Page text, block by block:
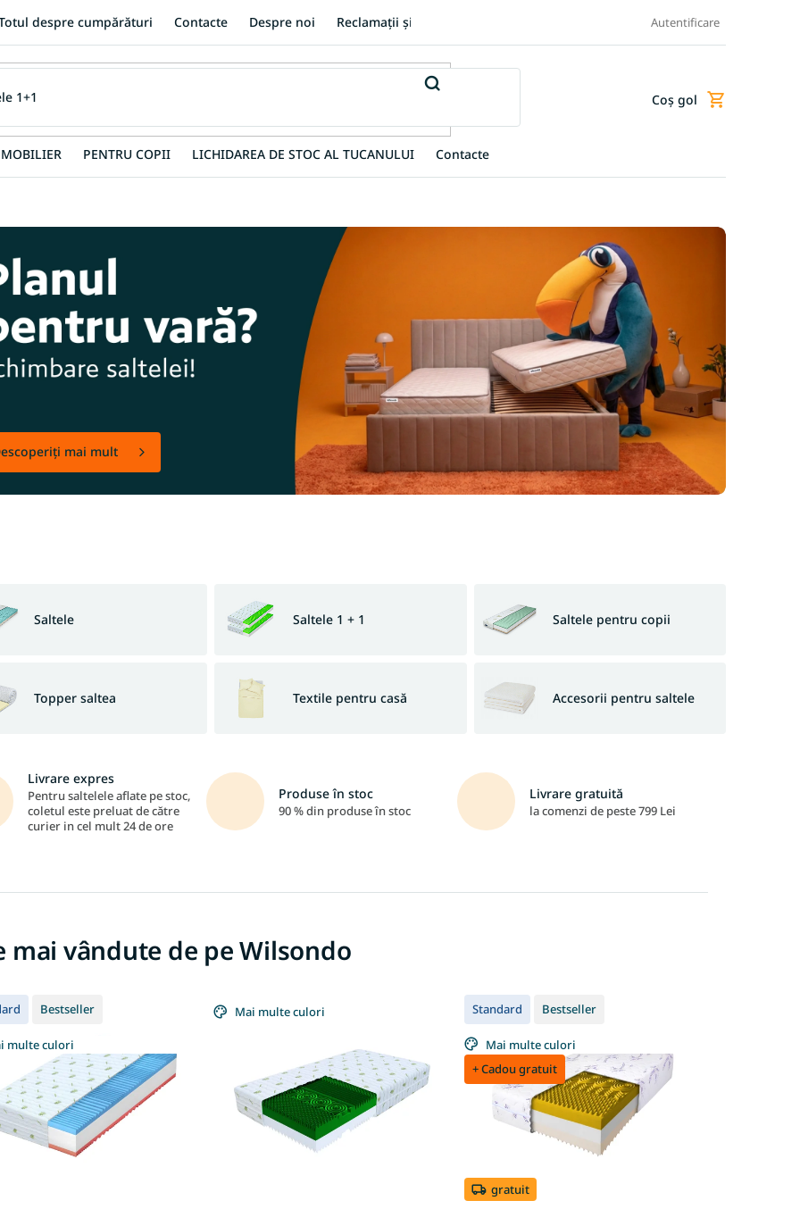
despre cumpărături Contacte Despre noi Reclamații și retur produse Termeni și condiții
Autentificare
Coş
Coş gol
MOBILIER PENTRU COPII LICHIDAREA DE STOC AL TUCANULUI Contacte
mai mult
Saltele Saltele 1 + 1 Saltele pentru copii
Topper saltea Textile pentru casă Accesorii pentru saltele
Livrare expres
Pentru saltelele aflate pe stoc,
coletul este preluat de către
curier in cel mult 24 de ore
Produse în stoc
90 % din produse în stoc
Livrare gratuită
la comenzi de peste 799 Lei
mai vândute de pe Wilsondo
Bestseller
multe culori
Mai multe culori Standard Bestseller
Mai multe culori
+ Cadou gratuit
gratuit